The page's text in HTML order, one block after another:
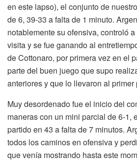
en este lapso), el conjunto de
de 6, 39-33 a falta de 1 minuto.
notablemente su ofensiva, controló
visita y se fue ganando al
de Cottonaro, por primera vez en el
parte del buen juego que supo
anteriores y que lo llevaron al primer
Muy desordenado fue el inicio del
maneras con un mini parcial de 6-1,
partido en 43 a falta de 7 minutos.
todos los caminos en ofensiva y
que venía mostrando hasta este